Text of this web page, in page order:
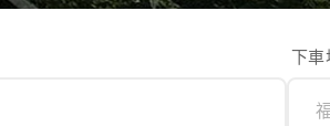
下車